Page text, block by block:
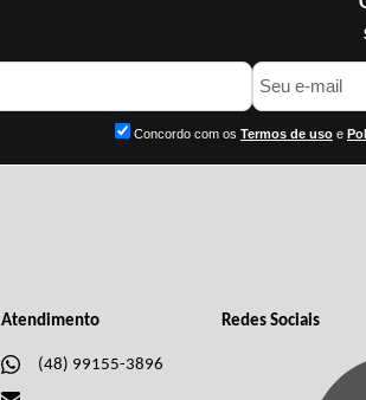
Concordo com os Termos de uso e
Atendimento
(48) 99155-3896
Redes Sociais